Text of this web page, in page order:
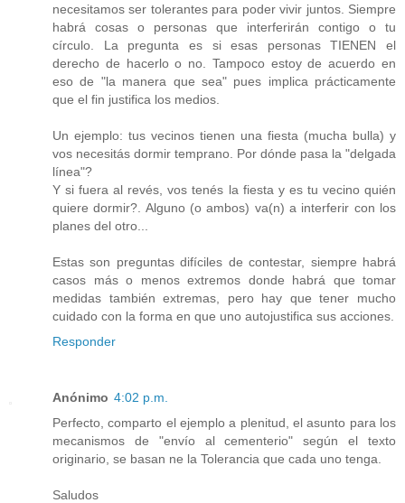
necesitamos ser tolerantes para poder vivir juntos. Siempre
habrá cosas o personas que interferirán contigo o tu
círculo. La pregunta es si esas personas TIENEN el
derecho de hacerlo o no. Tampoco estoy de acuerdo en
eso de "la manera que sea" pues implica prácticamente
que el fin justifica los medios.
Un ejemplo: tus vecinos tienen una fiesta (mucha bulla) y
vos necesitás dormir temprano. Por dónde pasa la "delgada
línea"?
Y si fuera al revés, vos tenés la fiesta y es tu vecino quién
quiere dormir?. Alguno (o ambos) va(n) a interferir con los
planes del otro...
Estas son preguntas difíciles de contestar, siempre habrá
casos más o menos extremos donde habrá que tomar
medidas también extremas, pero hay que tener mucho
cuidado con la forma en que uno autojustifica sus acciones.
Responder
Anónimo 4:02 p.m.
Perfecto, comparto el ejemplo a plenitud, el asunto para los
mecanismos de "envío al cementerio" según el texto
originario, se basan ne la Tolerancia que cada uno tenga.
Saludos